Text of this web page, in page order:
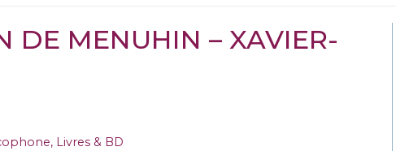
DE MENUHIN – XAVIER-
, Livres & BD